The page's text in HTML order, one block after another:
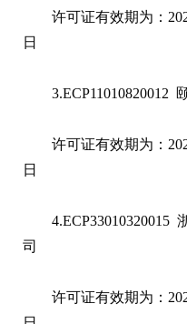
许可证有效期为：
日
3.ECP11010820012
许可证有效期为：
日
4.ECP33010320015
司
许可证有效期为：